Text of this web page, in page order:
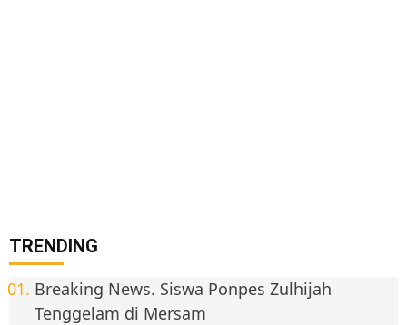
TRENDING
Breaking News. Siswa Ponpes Zulhijah
Tenggelam di Mersam